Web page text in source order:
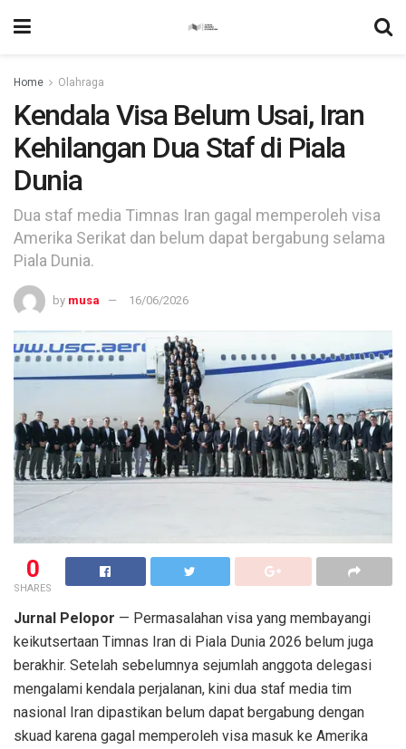
Home Olahraga
Kendala Visa Belum Usai, Iran
Kehilangan Dua Staf di Piala
Dunia
Dua staf media Timnas Iran gagal memperoleh visa
Amerika Serikat dan belum dapat bergabung selama
Piala Dunia.
by musa 16/06/2026
0
SHARES
Jurnal Pelopor — Permasalahan visa yang membayangi
keikutsertaan Timnas Iran di Piala Dunia 2026 belum juga
berakhir. Setelah sebelumnya sejumlah anggota delegasi
mengalami kendala perjalanan, kini dua staf media tim
nasional Iran dipastikan belum dapat bergabung dengan
skuad karena gagal memperoleh visa masuk ke Amerika